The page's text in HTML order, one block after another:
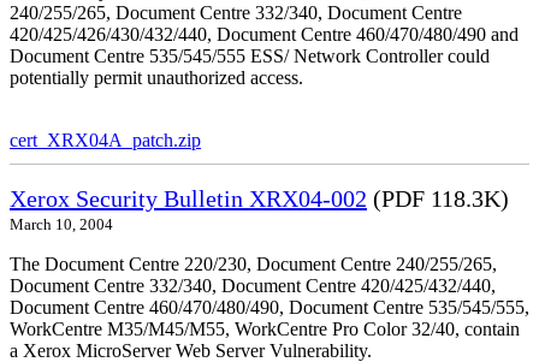
240/255/265, Document Centre 332/340, Document Centre
420/425/426/430/432/440, Document Centre 460/470/480/490 and
Document Centre 535/545/555 ESS/ Network Controller could
potentially permit unauthorized access.
cert_XRX04A_patch.zip
Xerox Security Bulletin XRX04-002 (PDF 118.3K)
March 10, 2004
The Document Centre 220/230, Document Centre 240/255/265,
Document Centre 332/340, Document Centre 420/425/432/440,
Document Centre 460/470/480/490, Document Centre 535/545/555,
WorkCentre M35/M45/M55, WorkCentre Pro Color 32/40, contain
a Xerox MicroServer Web Server Vulnerability.